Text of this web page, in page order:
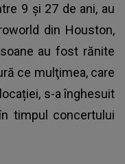
9 şi 27 de ani, au
din Houston,
au fost rănite
ce mulţimea, care
s-a înghesuit
timpul concertului